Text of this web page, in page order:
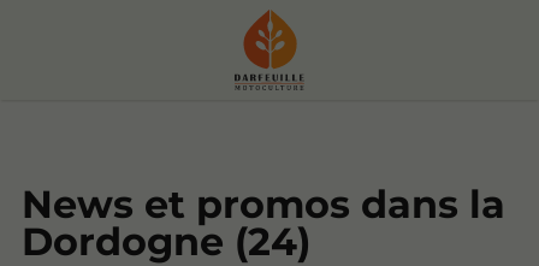
News et promos dans la
Dordogne (24)